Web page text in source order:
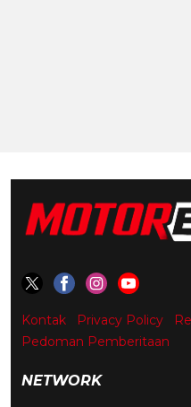
Kontak Privacy Policy
Pedoman Pemberitaan
NETWORK